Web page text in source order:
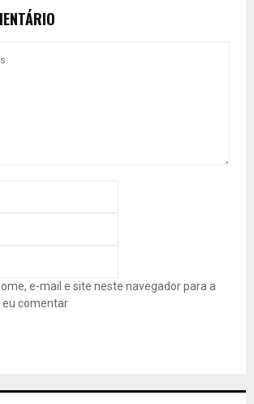
e-mail e site neste navegador para a
eu comentar